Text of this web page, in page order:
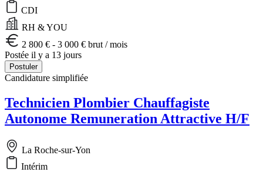
CDI
RH & YOU
2 800 € - 3 000 € brut / mois
Postée il y a 13 jours
Postuler
Candidature simplifiée
Technicien Plombier Chauffagiste
Autonome Remuneration Attractive H/F
La Roche-sur-Yon
Intérim